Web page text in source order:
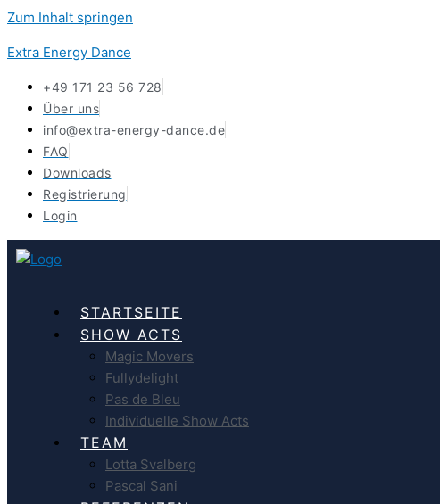
Zum Inhalt springen
Extra Energy Dance
+49 171 23 56 728
Über uns
info@extra-energy-dance.de
FAQ
Downloads
Registrierung
Login
STARTSEITE
SHOW ACTS
Magic Movers
Fullydelight
Pas de Bleu
Individuelle Show Acts
TEAM
Lotta Svalberg
Pascal Sani